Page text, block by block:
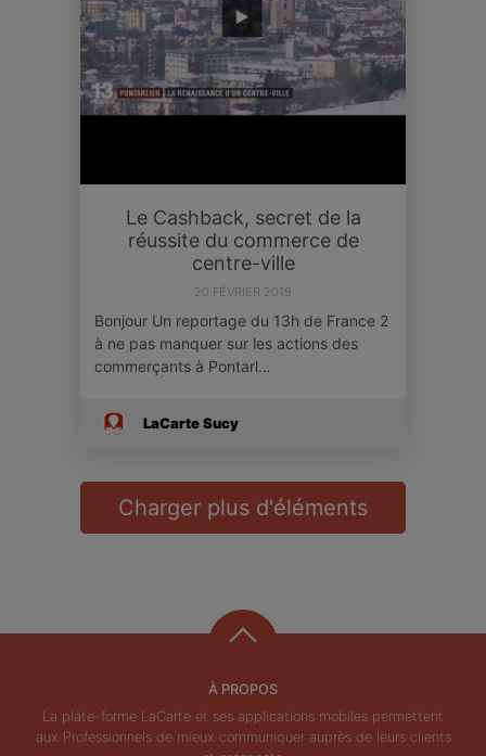
Le Cashback, secret de la
réussite du commerce de
centre-ville
20 FÉVRIER 2019
Bonjour Un reportage du 13h de France 2
à ne pas manquer sur les actions des
commerçants à Pontarl…
LaCarte Sucy
Charger plus d'éléments
À PROPOS
La plate-forme LaCarte et ses applications mobiles permettent
aux Professionnels de mieux communiquer auprès de leurs clients